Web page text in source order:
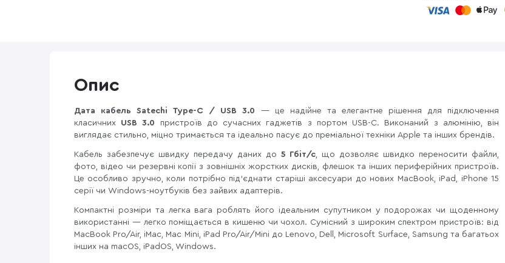
Опис
Дата кабель Satechi Type-C / USB 3.0 — це надійне та елегантне рішення для підключення
класичних USB 3.0
пристроїв до сучасних гаджетів з портом USB-C. Виконаний з алюмінію, він
виглядає стильно, міцно тримається та ідеально пасує до преміальної техніки Apple та інших брендів.
Кабель забезпечує швидку передачу даних до 5 Гбіт/с, що дозволяє швидко переносити файли,
фото, відео чи резервні копії з зовнішніх жорстких дисків, флешок та інших периферійних пристроїв.
Це особливо зручно, коли потрібно під'єднати старіші аксесуари до нових MacBook, iPad, iPhone 15
серії чи Windows-ноутбуків без зайвих адаптерів.
Компактні розміри та легка вага роблять його ідеальним супутником у подорожах чи щоденному
використанні — легко поміщається в кишеню чи чохол. Сумісний з широким спектром пристроїв: від
MacBook Pro/Air, iMac, Mac Mini, iPad Pro/Air/Mini до Lenovo, Dell, Microsoft Surface, Samsung та багатьох
інших на macOS, iPadOS, Windows.